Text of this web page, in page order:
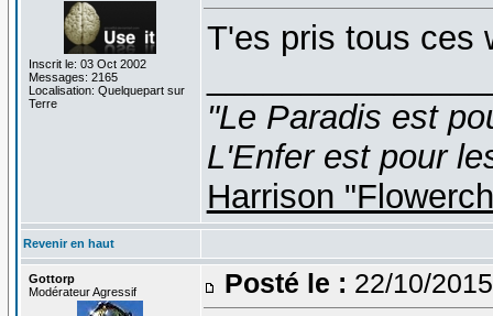
Inscrit le: 03 Oct 2002
Messages: 2165
Localisation: Quelquepart sur
Terre
T'es pris tous ces
"Le Paradis est
L'Enfer est pour
Harrison
Revenir en haut
Gottorp
Modérateur Agressif
Posté le : 22/10/